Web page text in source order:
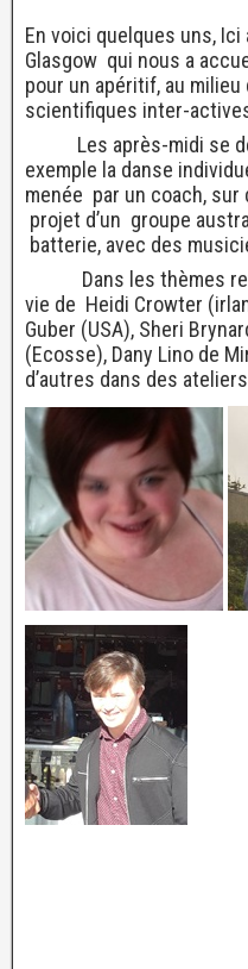
En voici quelques uns, Ici
Glasgow qui nous a
pour un apéritif, au
scientifiques inter-
Les après-midi se
exemple la danse
menée par un coach, sur
projet d’un groupe
batterie, avec des
Dans les thèmes
vie de Heidi Crowter
Guber (USA), Sheri
(Ecosse), Dany Lino de
d’autres dans des